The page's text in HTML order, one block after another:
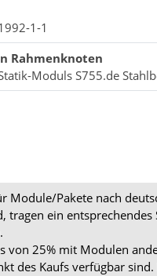
1-1
Rahmenknoten
Moduls S755.de
Pakete nach
ein
von 25% mit Modulen
des Kaufs verfügbar